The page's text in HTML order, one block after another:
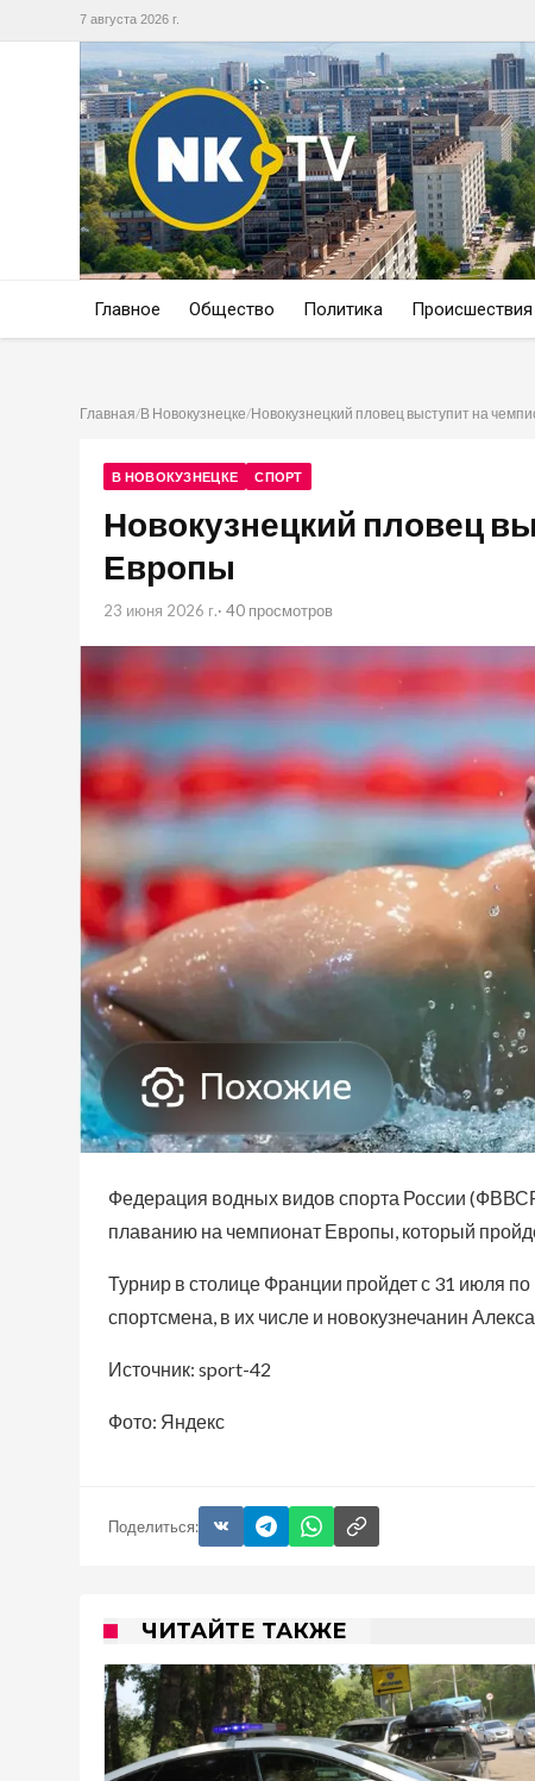
7 августа 2026 г.
Главное Общество Политика Происшествия
Главная/В Новокузнецке/Новокузнецкий пловец выступит на
В НОВОКУЗНЕЦКЕ СПОРТ
Новокузнецкий пловец
Европы
23 июня 2026 г.· 40 просмотров
Федерация водных видов спорта России
плаванию на чемпионат Европы, который
Турнир в столице Франции пройдет с 31 июля
спортсмена, в их числе и новокузнечанин
Источник: sport-42
Фото: Яндекс
Поделиться:
ЧИТАЙТЕ ТАКЖЕ